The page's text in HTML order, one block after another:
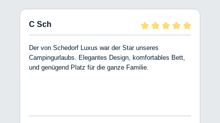
C Sch
Der von Schedorf Luxus war der Star unseres
Campingurlaubs. Elegantes Design, komfortables Bett,
und genügend Platz für die ganze Familie.